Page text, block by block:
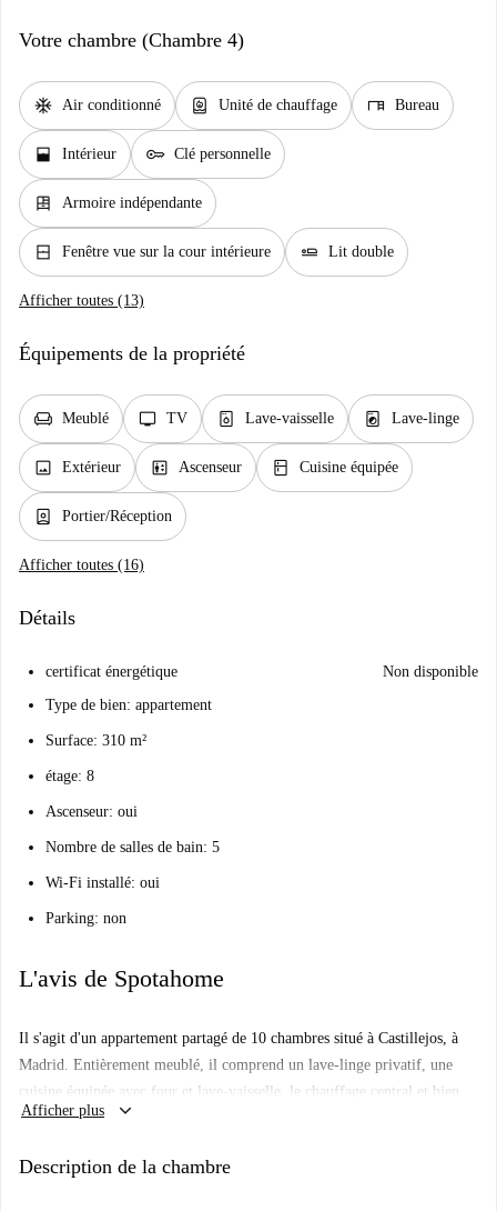
Votre chambre (Chambre 4)
ac_unit Air conditionné water_heater Unité de chauffage desk Bureau
window_open Intérieur key Clé personnelle
dresser Armoire indépendante
window_closed Fenêtre vue sur la cour intérieure airline_seat_flat Lit double
Afficher toutes (13)
Équipements de la propriété
chair Meublé tv TV dishwasher_gen Lave-vaisselle local_laundry_service Lave-linge
image Extérieur elevator Ascenseur kitchen Cuisine équipée
person_book Portier/Réception
Afficher toutes (16)
Détails
certificat énergétique
Non disponible
Type de bien: appartement
Surface: 310 m²
étage: 8
Ascenseur: oui
Nombre de salles de bain: 5
Wi-Fi installé: oui
Parking: non
L'avis de Spotahome
Il s'agit d'un appartement partagé de 10 chambres situé à Castillejos, à
Madrid. Entièrement meublé, il comprend un lave-linge privatif, une
cuisine équipée avec four et lave-vaisselle, le chauffage central et bien
plus encore. L'appartement est vérifié par Spotahome, gage de qualité et
Toutes les charges (électricité, eau, gaz et Wi-Fi) sont incluses dans le
Afficher plus keyboard_arrow_down
Description de la chambre